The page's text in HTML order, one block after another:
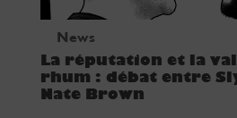
News
La réputation et la
rhum : débat entre
Nate Brown